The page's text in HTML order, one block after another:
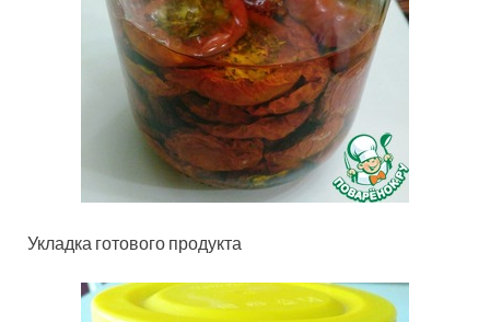
Укладка готового продукта